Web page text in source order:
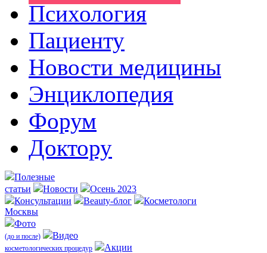
Психология
Пациенту
Новости медицины
Энциклопедия
Форум
Доктору
Полезные
статьи
Новости
Осень 2023
Консультации
Beauty-блог
Косметологи
Москвы
Фото
(до и после) Видео
косметологических процедур Акции